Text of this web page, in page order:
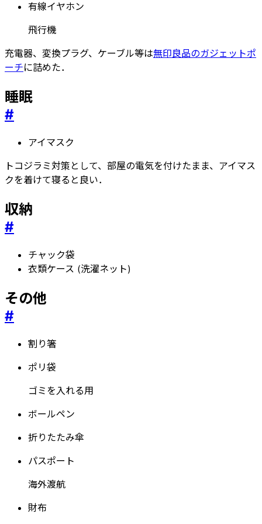
有線イヤホン
飛行機
充電器、変換プラグ、ケーブル等は無印良品のガジェットポ
ーチに詰めた．
睡眠
#
アイマスク
トコジラミ対策として、部屋の電気を付けたまま、アイマス
クを着けて寝ると良い．
収納
#
チャック袋
衣類ケース (洗濯ネット)
その他
#
割り箸
ポリ袋
ゴミを入れる用
ボールペン
折りたたみ傘
パスポート
海外渡航
財布